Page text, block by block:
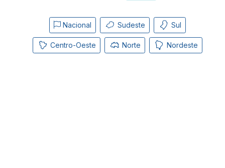
Nacional Sudeste Sul
Centro-Oeste Norte Nordeste